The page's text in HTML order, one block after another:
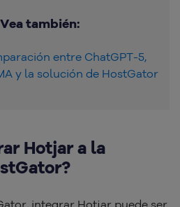
Vea también:
entre ChatGPT-5,
y la solución de HostGator
Hotjar a la